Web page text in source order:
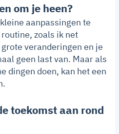
om je heen?
aanpassingen te
zoals ik net
veranderingen en je
geen last van. Maar als
dingen doen, kan het een
toekomst aan rond